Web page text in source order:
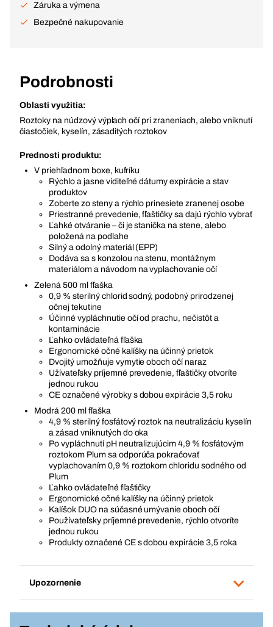
Záruka a výmena
Bezpečné nakupovanie
Podrobnosti
Oblasti využitia:
Roztoky na núdzový výplach očí pri zraneniach, alebo vniknutí
čiastočiek, kyselín, zásaditých roztokov
Prednosti produktu:
V priehľadnom boxe, kufríku
Rýchlo a jasne viditeľné dátumy expirácie a stav
produktov
Zoberte zo steny a rýchlo prinesiete zranenej osobe
Priestranné prevedenie, fľaštičky sa dajú rýchlo vybrať
Ľahké otváranie – či je stanička na stene, alebo
položená na podlahe
Silný a odolný materiál (EPP)
Dodáva sa s konzolou na stenu, montážnym
materiálom a návodom na vyplachovanie očí
Zelená 500 ml fľaška
0,9 % sterilný chlorid sodný, podobný prirodzenej
očnej tekutine
Účinné vypláchnutie očí od prachu, nečistôt a
kontaminácie
Ľahko ovládateľná fľaška
Ergonomické očné kalíšky na účinný prietok
Dvojitý umožňuje vymytie oboch očí naraz
Užívateľsky príjemné prevedenie, fľaštičky otvoríte
jednou rukou
CE označené výrobky s dobou expirácie 3,5 roku
Modrá 200 ml fľaška
4,9 % sterilný fosfátový roztok na neutralizáciu kyselín
a zásad vniknutých do oka
Po vypláchnutí pH neutralizujúcim 4,9 % fosfátovým
roztokom Plum sa odporúča pokračovať
vyplachovaním 0,9 % roztokom chloridu sodného od
Plum
Ľahko ovládateľné fľaštičky
Ergonomické očné kalíšky na účinný prietok
Kalíšok DUO na súčasné umývanie oboch očí
Používateľsky príjemné prevedenie, rýchlo otvoríte
jednou rukou
Produkty označené CE s dobou expirácie 3,5 roka
Upozornenie